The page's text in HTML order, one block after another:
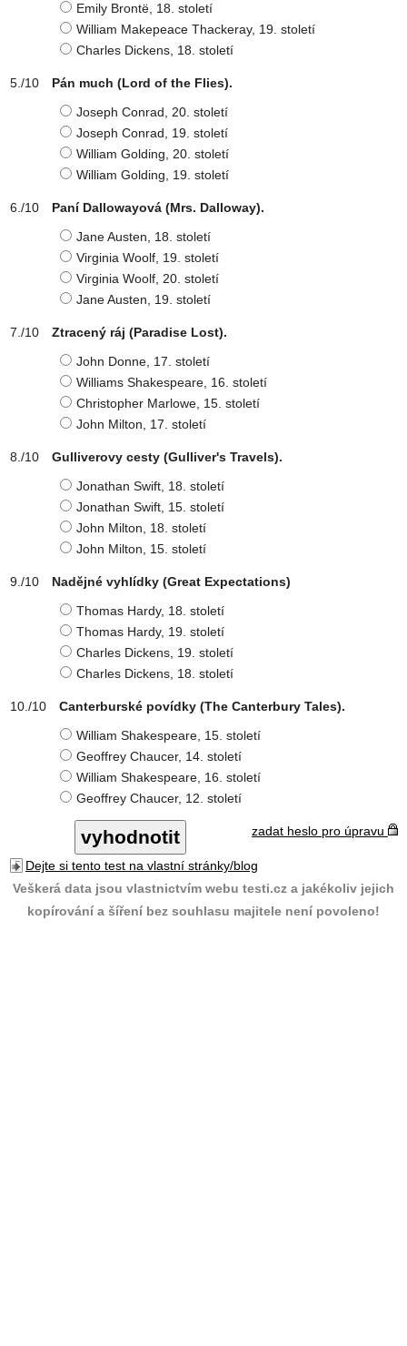
Emily Brontë, 18. století
William Makepeace Thackeray, 19. století
Charles Dickens, 18. století
Pán much (Lord of the Flies).
Joseph Conrad, 20. století
Joseph Conrad, 19. století
William Golding, 20. století
William Golding, 19. století
Paní Dallowayová (Mrs. Dalloway).
Jane Austen, 18. století
Virginia Woolf, 19. století
Virginia Woolf, 20. století
Jane Austen, 19. století
Ztracený ráj (Paradise Lost).
John Donne, 17. století
Williams Shakespeare, 16. století
Christopher Marlowe, 15. století
John Milton, 17. století
Gulliverovy cesty (Gulliver's Travels).
Jonathan Swift, 18. století
Jonathan Swift, 15. století
John Milton, 18. století
John Milton, 15. století
Nadějné vyhlídky (Great Expectations)
Thomas Hardy, 18. století
Thomas Hardy, 19. století
Charles Dickens, 19. století
Charles Dickens, 18. století
Canterburské povídky (The Canterbury Tales).
William Shakespeare, 15. století
Geoffrey Chaucer, 14. století
William Shakespeare, 16. století
Geoffrey Chaucer, 12. století
zadat heslo pro úpravu
Dejte si tento test na vlastní stránky/blog
Veškerá data jsou vlastnictvím webu testi.cz a jakékoliv jejich
kopírování a šíření bez souhlasu majitele není povoleno!